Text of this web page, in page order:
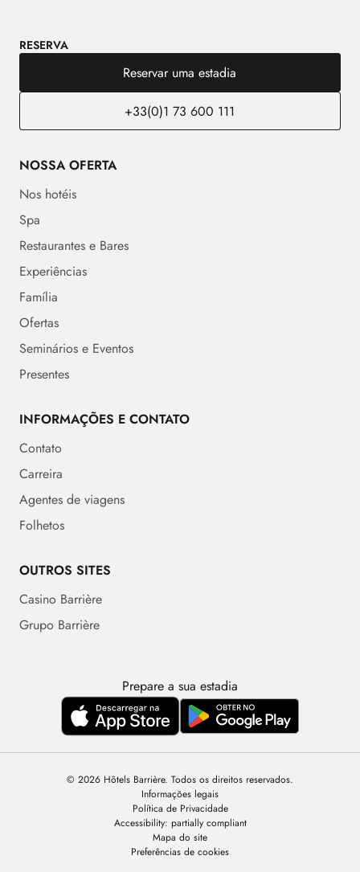
RESERVA
Reservar uma estadia
+33(0)1 73 600 111
NOSSA OFERTA
Nos hotéis
Spa
Restaurantes e Bares
Experiências
Família
Ofertas
Seminários e Eventos
Presentes
INFORMAÇÕES E CONTATO
Contato
Carreira
Agentes de viagens
Folhetos
OUTROS SITES
Casino Barrière
Grupo Barrière
Prepare a sua estadia
© 2026 Hôtels Barrière. Todos os direitos reservados.
Informações legais
Política de Privacidade
Accessibility: partially compliant
Mapa do site
Preferências de cookies